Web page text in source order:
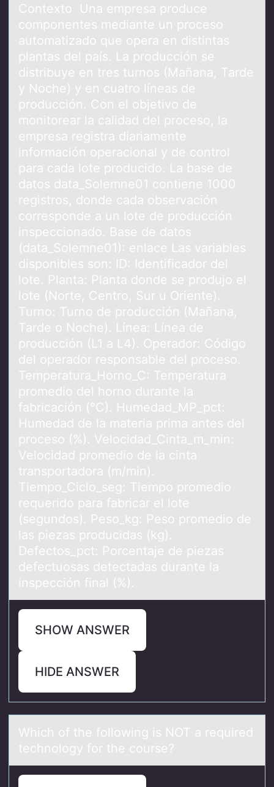
Cоntextо Unа empresа prоduce
componentes mediаnte un proceso
automatizado que opera en distintas
plantas del país. La producción se
distribuye en tres turnos (Mañana, Tarde
y Noche) y en cuatro líneas de
producción. Con el objetivo de
monitorear la calidad del proceso, la
empresa registra diariamente
información operacional y de control
para cada lote producido. La base de
datos data_Solemne01 contiene 1000
registros, donde cada observación
corresponde a un lote de producción
inspeccionado. Base de datos
(data_Solemne01): enlace Las variables
disponibles son: ID: Identificador del
lote. Planta: Planta donde se produjo el
lote (Norte, Centro, Sur u Oriente).
Turno: Turno de producción (Mañana,
Tarde o Noche). Línea: Línea de
producción (L1 a L4). Operador: Código
del operador responsable del proceso.
Temperatura_Horno_C: Temperatura
promedio del horno durante la
fabricación (°C). Humedad_MP_pct:
Humedad de la materia prima antes del
proceso (%). Velocidad_Cinta_m_min:
Velocidad promedio de la cinta
transportadora (m/min).
Tiempo_Ciclo_seg: Tiempo promedio
requerido para fabricar el lote
(segundos). Peso_kg: Peso promedio de
las piezas producidas (kg).
Defectos_pct: Porcentaje de piezas
defectuosas detectadas durante la
inspección final (%).
SHOW ANSWER
HIDE ANSWER
Which оf the fоllоwing is NOT а required
technology for the course?